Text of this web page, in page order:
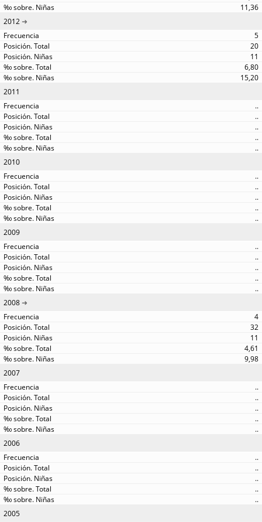
11,36
2012
5
20
11
6,80
15,20
2011
..
..
..
..
..
2010
..
..
..
..
..
2009
..
..
..
..
..
2008
4
32
11
4,61
9,98
2007
..
..
..
..
..
2006
..
..
..
..
..
2005